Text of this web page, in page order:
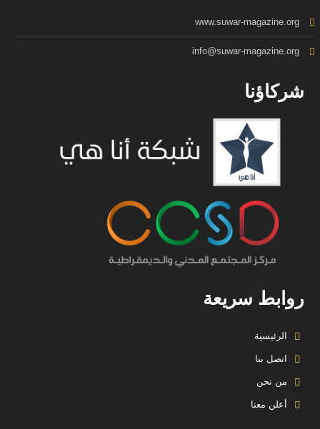
www.suwar-magazine.org
info@suwar-magazine.org
شركاؤنا
روابط سريعة
الرئيسية
اتصل بنا
من نحن
أعلن معنا